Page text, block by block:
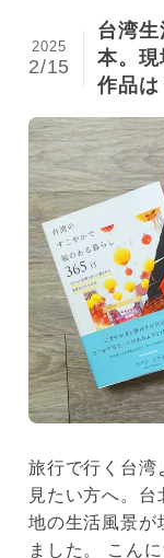
台湾
本。
作品は
2025
2/15
旅行で行く台湾
見たい方へ。
地の生活風景が
ました。 こん